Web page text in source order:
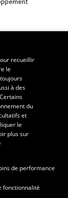
recueillir
le
à des
du
et
le
plus sur
de performance
fonctionnalité